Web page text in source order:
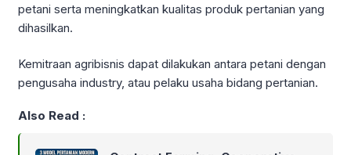
petani serta meningkatkan kualitas produk pertanian yang
dihasilkan.
Kemitraan agribisnis dapat dilakukan antara petani dengan
pengusaha industry, atau pelaku usaha bidang pertanian.
Also Read :